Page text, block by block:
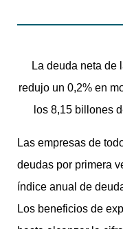
La deuda neta de
redujo un 0,2% en
los 8,15 billones
Las empresas de
deudas por primera
índice anual de
Los beneficios de